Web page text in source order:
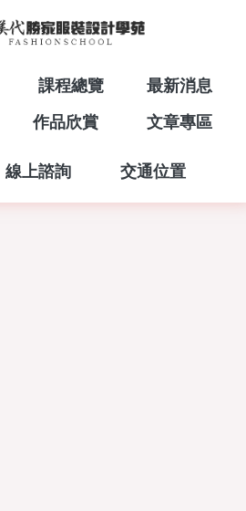
課程總覽
COURSES
最新消息
NEW
作品欣賞
文章專區
線上諮詢
CONTACT
交通位置
LOCATION